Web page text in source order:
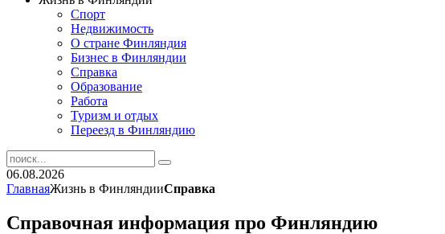
Спорт
Недвижимость
О стране Финляндия
Бизнес в Финляндии
Справка
Образование
Работа
Туризм и отдых
Переезд в Финляндию
06.08.2026
ГлавнаяЖизнь в ФинляндииСправка
Справочная информация про Финляндию